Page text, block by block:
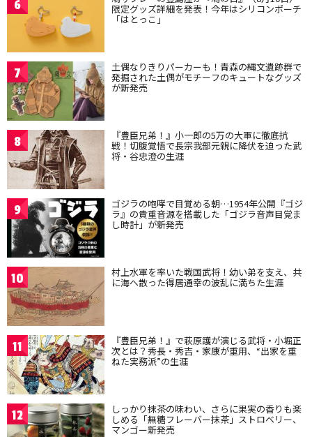
6 限定グッズ詳細を発表！今年はシリコンポーチ
「はとっこ」
7 土偶なりきりパーカーも！青森の縄文遺跡群で
発掘された土偶がモチーフのキュートなグッズ
が新発売
8 『豊臣兄弟！』小一郎の5万の大軍に徹底抗
戦！切腹覚悟で長宗我部元親に降伏を迫った武
将・谷忠澄の生涯
9 ゴジラの咆哮で目覚める朝…1954年公開『ゴジ
ラ』の貴重音源を搭載した「ゴジラ音声目覚ま
し時計」が新発売
10 村上水軍を率いた戦国武将！幼い弟を支え、共
に海へ散った得居通幸の波乱に満ちた生涯
11 『豊臣兄弟！』で萩原護が演じる武将・小堀正
次とは？秀長・秀吉・家康が重用、“出家を重
ねた実務派”の生涯
12 しっかり抹茶の味わい、さらに果実の香りも楽
しめる「無糖フレーバー抹茶」ストロベリー、
マンゴー新発売